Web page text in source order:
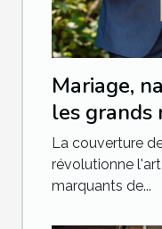
Mariage,
les grands
vie avec
journal !
La couverture
révolutionne
marquants de...